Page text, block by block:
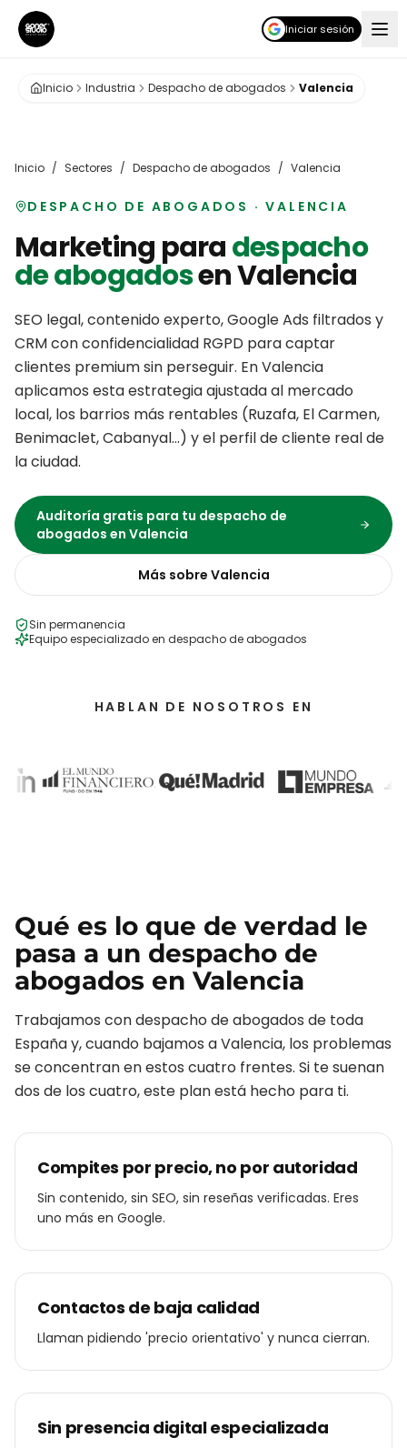
Iniciar sesión
Inicio Industria Despacho de abogados Valencia
Inicio / Sectores / Despacho de abogados / Valencia
DESPACHO DE ABOGADOS ·VALENCIA
Marketing paradespacho
de abogadosenValencia
SEO legal, contenido experto, Google Ads filtrados y
CRM con confidencialidad RGPD para captar
clientes premium sin perseguir. EnValencia
aplicamos esta estrategia ajustada al mercado
local, los barrios más rentables (Ruzafa, El Carmen,
Benimaclet, Cabanyal…) y el perfil de cliente real de
la ciudad.
Auditoría gratis para tu despacho de
abogados en Valencia
Más sobre Valencia
Sin permanencia
Equipo especializado en despacho de abogados
HABLAN DE NOSOTROS EN
Qué es lo que de verdad le
pasa a un despacho de
abogados en Valencia
Trabajamos condespacho de abogados de toda
España y, cuando bajamos aValencia, los problemas
se concentran en estos cuatro frentes. Si te suenan
dos de los cuatro, este plan está hecho para ti.
Compites por precio, no por autoridad
Sin contenido, sin SEO, sin reseñas verificadas. Eres
uno más en Google.
Contactos de baja calidad
Llaman pidiendo 'precio orientativo' y nunca cierran.
Sin presencia digital especializada